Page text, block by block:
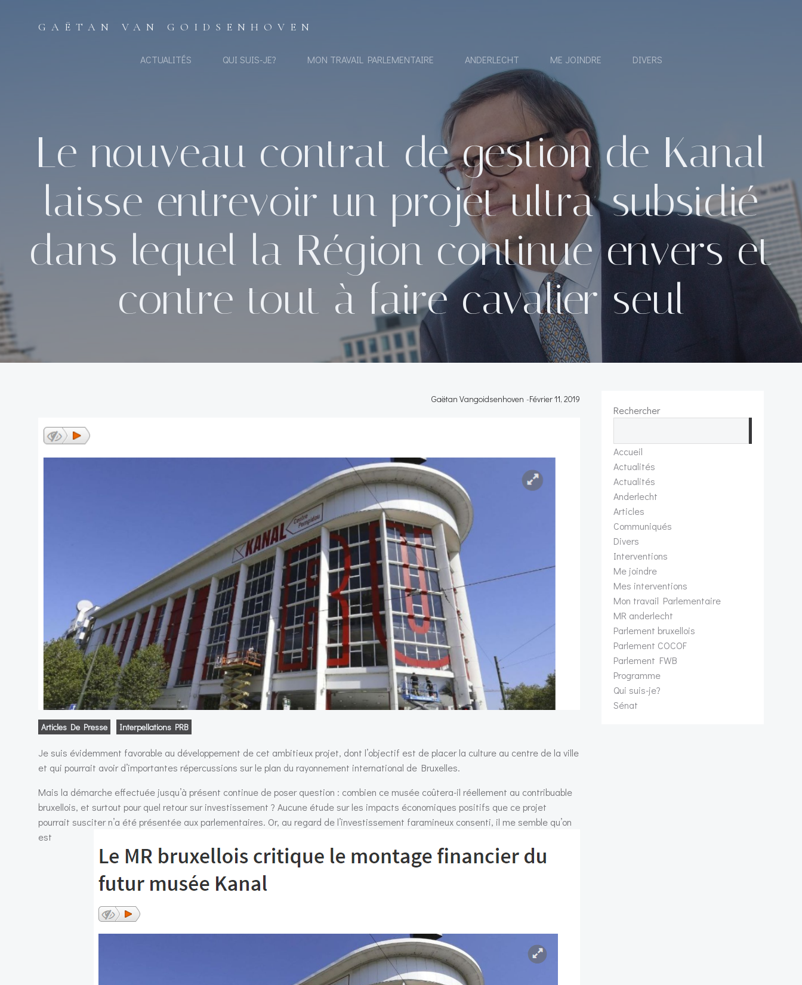
GAËTAN VAN GOIDSENHOVEN
ACTUALITÉS QUI SUIS-JE? MON TRAVAIL PARLEMENTAIRE ANDERLECHT ME JOINDRE DIVERS
Le nouveau contrat de gestion de Kanal
laisse entrevoir un projet ultra-subsidié
dans lequel la Région continue envers et
contre tout à faire cavalier seul
Gaëtan Vangoidsenhoven -Février 11, 2019
Articles De Presse Interpellations PRB
Je suis évidemment favorable au développement de cet ambitieux projet, dont l’objectif est de placer la culture au centre de la ville
et qui pourrait avoir d’importantes répercussions sur le plan du rayonnement international de Bruxelles.
Mais la démarche effectuée jusqu’à présent continue de poser question : combien ce musée coûtera-il réellement au contribuable
bruxellois, et surtout pour quel retour sur investissement ? Aucune étude sur les impacts économiques positifs que ce projet
pourrait susciter n’a été présentée aux parlementaires. Or, au regard de l’investissement faramineux consenti, il me semble qu’on
est
Rechercher
Accueil
Actualités
Actualités
Anderlecht
Articles
Communiqués
Divers
Interventions
Me joindre
Mes interventions
Mon travail Parlementaire
MR anderlecht
Parlement bruxellois
Parlement COCOF
Parlement FWB
Programme
Qui suis-je?
Sénat